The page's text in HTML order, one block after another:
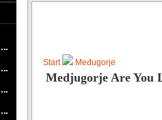
Start Međugorje
Medjugorje Are You